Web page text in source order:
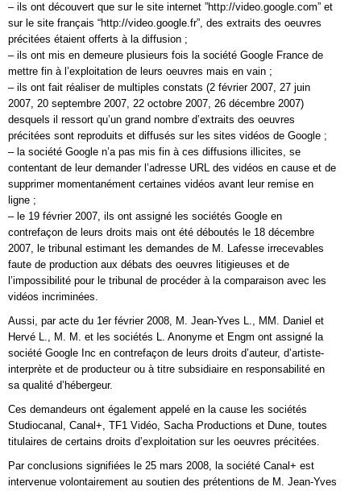
– ils ont découvert que sur le site internet ”http://video.google.com” et
sur le site français “http://video.google.fr”, des extraits des oeuvres
précitées étaient offerts à la diffusion ;
– ils ont mis en demeure plusieurs fois la société Google France de
mettre fin à l’exploitation de leurs oeuvres mais en vain ;
– ils ont fait réaliser de multiples constats (2 février 2007, 27 juin
2007, 20 septembre 2007, 22 octobre 2007, 26 décembre 2007)
desquels il ressort qu’un grand nombre d’extraits des oeuvres
précitées sont reproduits et diffusés sur les sites vidéos de Google ;
– la société Google n’a pas mis fin à ces diffusions illicites, se
contentant de leur demander l’adresse URL des vidéos en cause et de
supprimer momentanément certaines vidéos avant leur remise en
ligne ;
– le 19 février 2007, ils ont assigné les sociétés Google en
contrefaçon de leurs droits mais ont été déboutés le 18 décembre
2007, le tribunal estimant les demandes de M. Lafesse irrecevables
faute de production aux débats des oeuvres litigieuses et de
l’impossibilité pour le tribunal de procéder à la comparaison avec les
vidéos incriminées.
Aussi, par acte du 1er février 2008, M. Jean-Yves L., MM. Daniel et
Hervé L., M. M. et les sociétés L. Anonyme et Engm ont assigné la
société Google Inc en contrefaçon de leurs droits d’auteur, d’artiste-
interprète et de producteur ou à titre subsidiaire en responsabilité en
sa qualité d’hébergeur.
Ces demandeurs ont également appelé en la cause les sociétés
Studiocanal, Canal+, TF1 Vidéo, Sacha Productions et Dune, toutes
titulaires de certains droits d’exploitation sur les oeuvres précitées.
Par conclusions signifiées le 25 mars 2008, la société Canal+ est
intervenue volontairement au soutien des prétentions de M. Jean-Yves